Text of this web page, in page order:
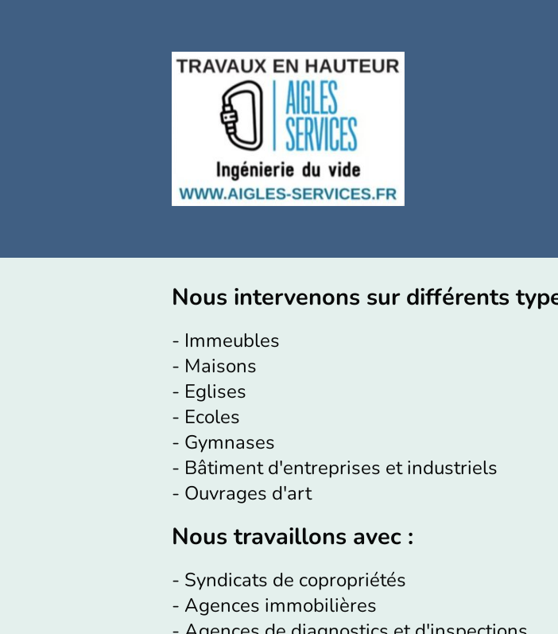
Nous intervenons sur différents
- Immeubles
- Maisons
- Eglises
- Ecoles
- Gymnases
- Bâtiment d'entreprises et industriels
- Ouvrages d'art
Nous travaillons avec :
- Syndicats de copropriétés
- Agences immobilières